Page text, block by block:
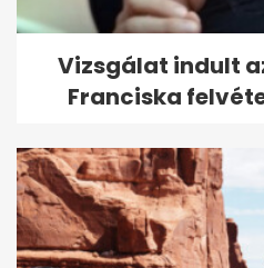
Vizsgálat indult
Franciska